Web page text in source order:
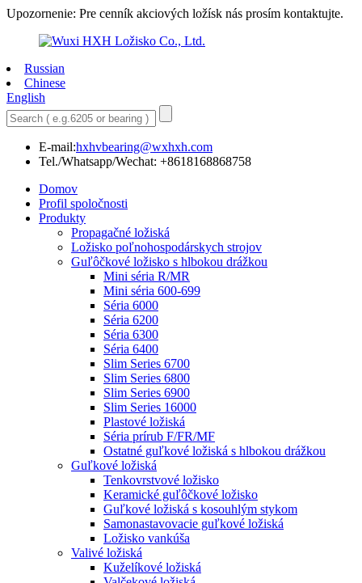
Upozornenie: Pre cenník akciových ložísk nás prosím kontaktujte.
Russian
Chinese
English
E-mail:hxhvbearing@wxhxh.com
Tel./Whatsapp/Wechat: +8618168868758
Domov
Profil spoločnosti
Produkty
Propagačné ložiská
Ložisko poľnohospodárskych strojov
Guľôčkové ložisko s hlbokou drážkou
Mini séria R/MR
Mini séria 600-699
Séria 6000
Séria 6200
Séria 6300
Séria 6400
Slim Series 6700
Slim Series 6800
Slim Series 6900
Slim Series 16000
Plastové ložiská
Séria prírub F/FR/MF
Ostatné guľkové ložiská s hlbokou drážkou
Guľkové ložiská
Tenkovrstvové ložisko
Keramické guľôčkové ložisko
Guľkové ložiská s kosouhlým stykom
Samonastavovacie guľkové ložiská
Ložisko vankúša
Valivé ložiská
Kuželíkové ložiská